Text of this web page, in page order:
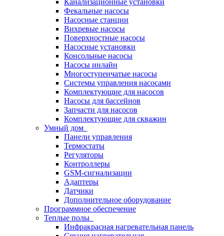
Канализационные установки
Фекальные насосы
Насосные станции
Вихревые насосы
Поверхностные насосы
Насосные установки
Консольные насосы
Насосы инлайн
Многоступенчатые насосы
Системы управления насосами
Комплектующие для насосов
Насосы для бассейнов
Запчасти для насосов
Комплектующие для скважин
Умный дом
Панели управления
Термостаты
Регуляторы
Контроллеры
GSM-сигнализации
Адаптеры
Датчики
Дополнительное оборудование
Программное обеспечение
Теплые полы
Инфракрасная нагревательная панель